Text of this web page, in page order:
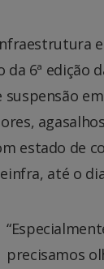
6ª edição
suspensão
estado de
até o
precisamos